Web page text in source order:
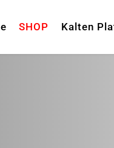
SHOP Kalten